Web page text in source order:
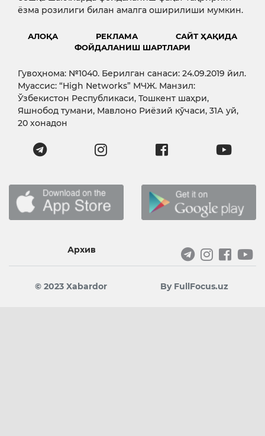
ёзма розилиги билан амалга оширилиши мумкин.
АЛОҚА РЕКЛАМА
САЙТ ҲАҚИДА
ФОЙДАЛАНИШ ШАРТЛАРИ
Гувоҳнома: №1040. Берилган санаси: 24.09.2019 йил.
Муассис: “High Networks” МЧЖ. Манзил:
Ўзбекистон Республикаси, Тошкент шаҳри,
Яшнобод тумани, Мавлоно Риёзий кўчаси, 31А уй,
20 хонадон
Архив
© 2023 Xabardor By FullFocus.uz